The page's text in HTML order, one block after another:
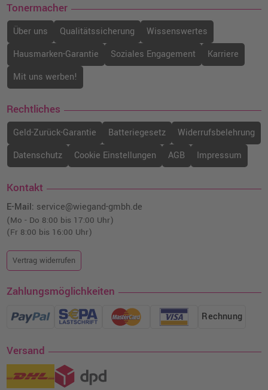
Tonermacher
Über uns Qualitätssicherung
Wissenswertes
Hausmarken-Garantie
Soziales Engagement
Karriere
Mit uns werben!
Rechtliches
Geld-Zurück-Garantie Batteriegesetz
Widerrufsbelehrung
Datenschutz
Cookie Einstellungen AGB Impressum
Kontakt
E-Mail: service@wiegand-gmbh.de
(Mo - Do 8:00 bis 17:00 Uhr)
(Fr 8:00 bis 16:00 Uhr)
Vertrag widerrufen
Zahlungsmöglichkeiten
Rechnung
Versand